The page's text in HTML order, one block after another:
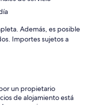
Además, es posible
Importes sujetos a
un propietario
de alojamiento está